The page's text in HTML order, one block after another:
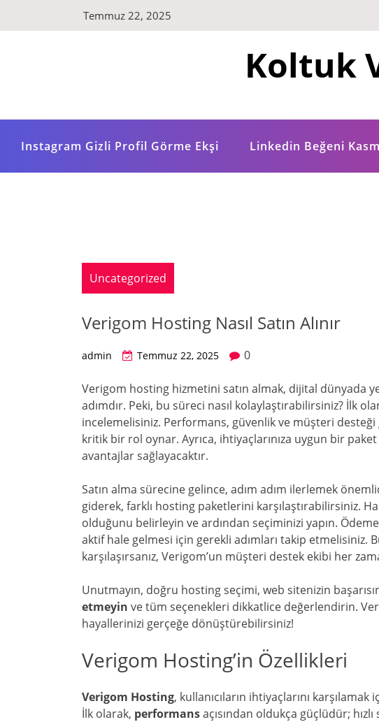
Temmuz 22, 2025
Koltuk
Instagram Gizli Profil Görme Ekşi Linkedin Beğeni
Uncategorized
Verigom Hosting Nasıl Satın Alınır
admin Temmuz 22, 2025 0
Verigom hosting hizmetini satın almak, dijital dünyada
adımdır. Peki, bu süreci nasıl kolaylaştırabilirsiniz? İlk
incelemelisiniz. Performans, güvenlik ve müşteri
kritik bir rol oynar. Ayrıca, ihtiyaçlarınıza uygun bir
avantajlar sağlayacaktır.
Satın alma sürecine gelince, adım adım ilerlemek
giderek, farklı hosting paketlerini karşılaştırabilirsiniz.
olduğunu belirleyin ve ardından seçiminizi yapın.
aktif hale gelmesi için gerekli adımları takip etmelisiniz.
karşılaşırsanız, Verigom’un müşteri destek ekibi her
Unutmayın, doğru hosting seçimi, web sitenizin
etmeyin ve tüm seçenekleri dikkatlice değerlendirin.
hayallerinizi gerçeğe dönüştürebilirsiniz!
Verigom Hosting’in Özellikleri
Verigom Hosting, kullanıcıların ihtiyaçlarını
İlk olarak, performansaçısından oldukça güçlüdür;